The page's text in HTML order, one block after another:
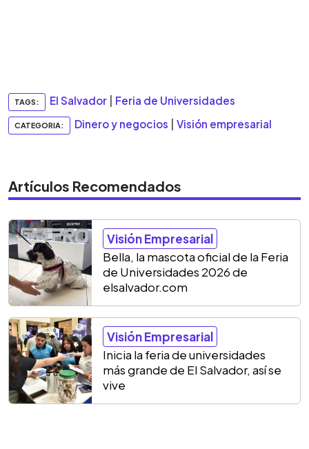
TAGS: El Salvador Feria de Universidades
CATEGORIA: Dinero y negocios Visión empresarial
Artículos Recomendados
Visión Empresarial
Bella, la mascota oficial de la Feria
de Universidades 2026 de
elsalvador.com
Visión Empresarial
Inicia la feria de universidades
más grande de El Salvador, así se
vive